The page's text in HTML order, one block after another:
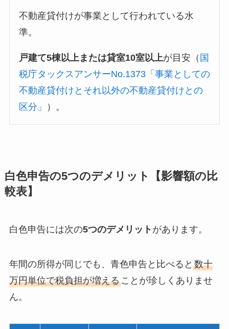
不動産貸付けが事業として行われている水
準。
戸建て5棟以上または貸室10室以上が目安（ 国
税庁タックスアンサーNo.1373「事業としての
不動産貸付けとそれ以外の不動産貸付けとの
区分」
）。
白色申告の5つのデメリット【影響額の比
較表】
白色申告には次の5つのデメリット があります。
年間の所得が同じでも、青色申告と比べると 数十
万円単位で税負担が増えることが珍しくありませ
ん。